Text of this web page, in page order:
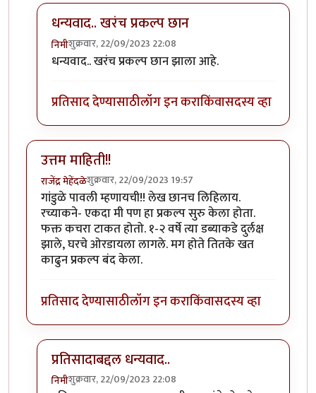
धन्यवाद.. खरंच प्रकल्प छान
निमीशुक्रवार, 22/09/2023 22:08
In reply toएखादा फोटो पाहिजे होता.by
धन्यवाद.. खरंच प्रकल्प छान झाला आहे.
प्रतिसाद देण्यासाठीलॉग इन कराकिंवासदस्य व्हा
उत्तम माहिती!!
राजेंद्र मेहेंदळेशुक्रवार, 22/09/2023 19:57
गांडुळे पावली म्हणायची!! लेख छानच लिहिलाय.
रच्याकने- एकदा मी पण हा प्रकल्प सुरु केला होता.
फक्त कचरा टाकत होतो. १-२ वर्षे त्या डब्याकडे दुर्लक्ष
झाले, घरचे ओरडायला लागले. मग होते तितके खत
काढुन प्रकल्प बंद केला.
प्रतिसाद देण्यासाठीलॉग इन कराकिंवासदस्य व्हा
प्रतिसादाबद्दल धन्यवाद..
निमीशुक्रवार, 22/09/2023 22:08